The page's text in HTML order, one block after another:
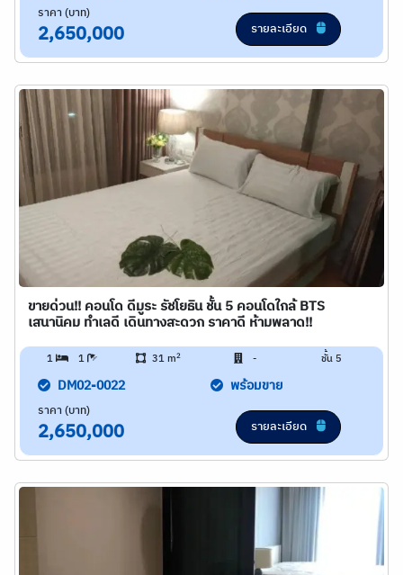
ราคา (บาท)
2,650,000 รายละเอียด
ขายด่วน!! คอนโด ดีมูระ รัชโยธิน ชั้น 5 คอนโดใกล้ BTS
เสนานิคม ทำเลดี เดินทางสะดวก ราคาดี ห้ามพลาด!!
1 1 31 m2 - ชั้น 5
DM02-0022 พร้อมขาย
ราคา (บาท)
2,650,000 รายละเอียด